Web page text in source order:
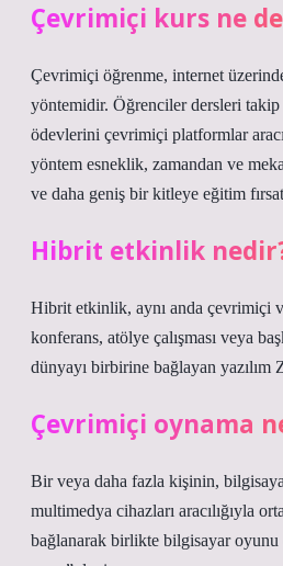
Çevrimiçi kurs ne
Çevrimiçi öğrenme, internet
yöntemidir. Öğrenciler dersleri
ödevlerini çevrimiçi platformlar
yöntem esneklik, zamandan ve
ve daha geniş bir kitleye eğitim
Hibrit etkinlik
Hibrit etkinlik, aynı anda çevrimiçi
konferans, atölye çalışması veya
dünyayı birbirine bağlayan yazılım
Çevrimiçi oynama
Bir veya daha fazla kişinin,
multimedya cihazları aracılığıyla
bağlanarak birlikte bilgisayar oyunu